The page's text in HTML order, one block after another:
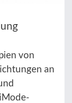
von
an